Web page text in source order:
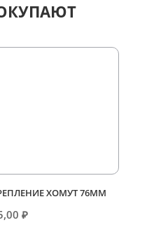
ХОМУТ 76ММ
₽